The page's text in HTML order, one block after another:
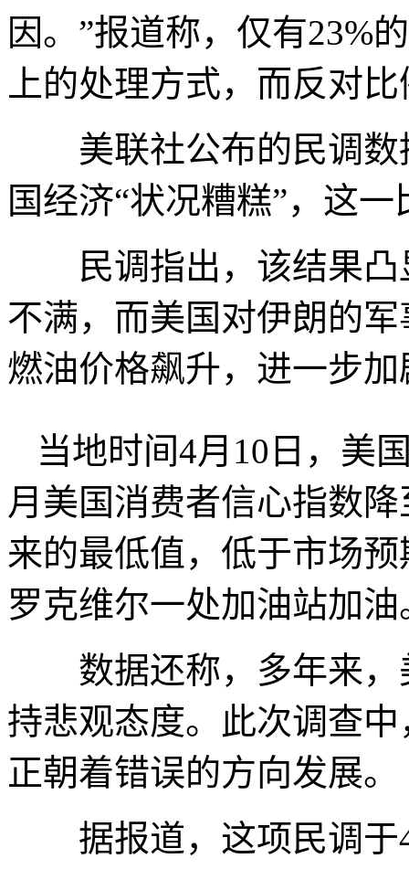
因。”报道称，仅有23%
上的处理方式，而反对
美联社公布的民调数
国经济“状况糟糕”，这
民调指出，该结果凸
不满，而美国对伊朗的
燃油价格飙升，进一步
当地时间4月10日，美
月美国消费者信心指数
来的最低值，低于市场
罗克维尔一处加油站加
数据还称，多年来，
持悲观态度。此次调查
正朝着错误的方向发展。
据报道，这项民调于4